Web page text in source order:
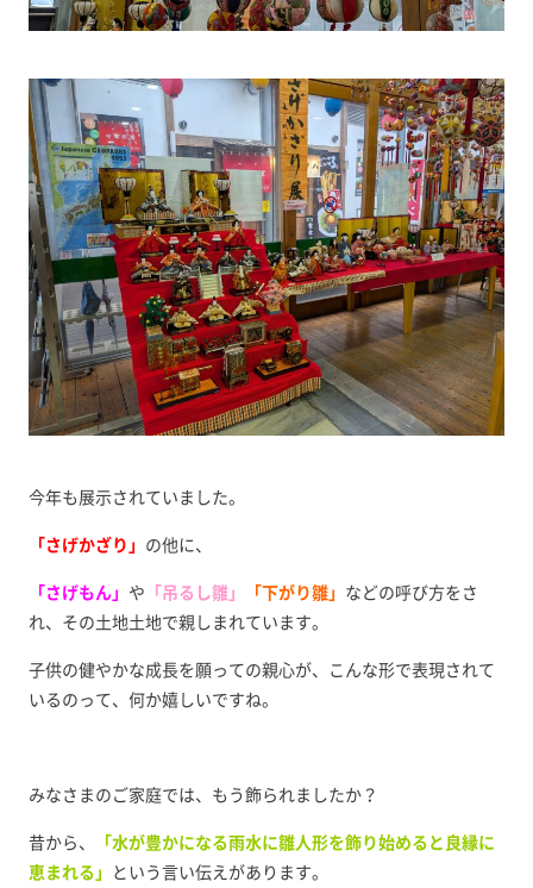
今年も展示されていました。
「さげかざり」 の他に、
「さげもん」 や 「吊るし雛」 「下がり雛」 などの呼び方をさ
れ、その土地土地で親しまれています。
子供の健やかな成長を願っての親心が、こんな形で表現されて
いるのって、何か嬉しいですね。
みなさまのご家庭では、もう飾られましたか？
昔から、
「水が豊かになる雨水に雛人形を飾り始めると良縁に
恵まれる」
という言い伝えがあります。